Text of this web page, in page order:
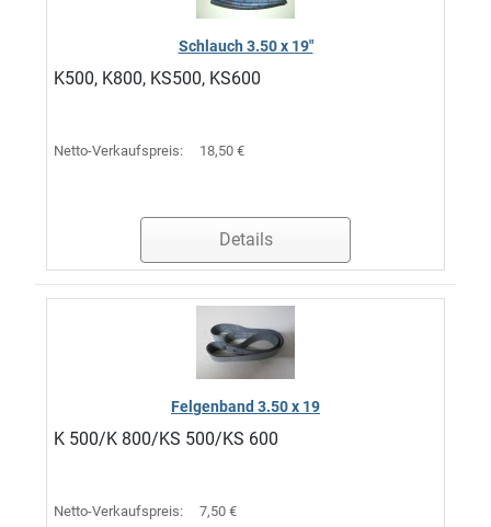
Schlauch 3.50 x 19"
K500, K800, KS500, KS600
Netto-Verkaufspreis: 18,50 €
Details
Felgenband 3.50 x 19
K 500/K 800/KS 500/KS 600
Netto-Verkaufspreis: 7,50 €